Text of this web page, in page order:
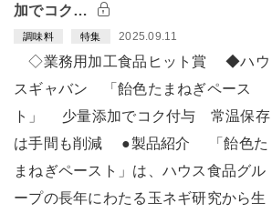
加でコク…
調味料 特集 2025.09.11
◇業務用加工食品ヒット賞 ◆ハウ
スギャバン 「飴色たまねぎペース
ト」 少量添加でコク付与 常温保存
は手間も削減 ●製品紹介 「飴色た
まねぎペースト」は、ハウス食品グル
ープの長年にわたる玉ネギ研究から生